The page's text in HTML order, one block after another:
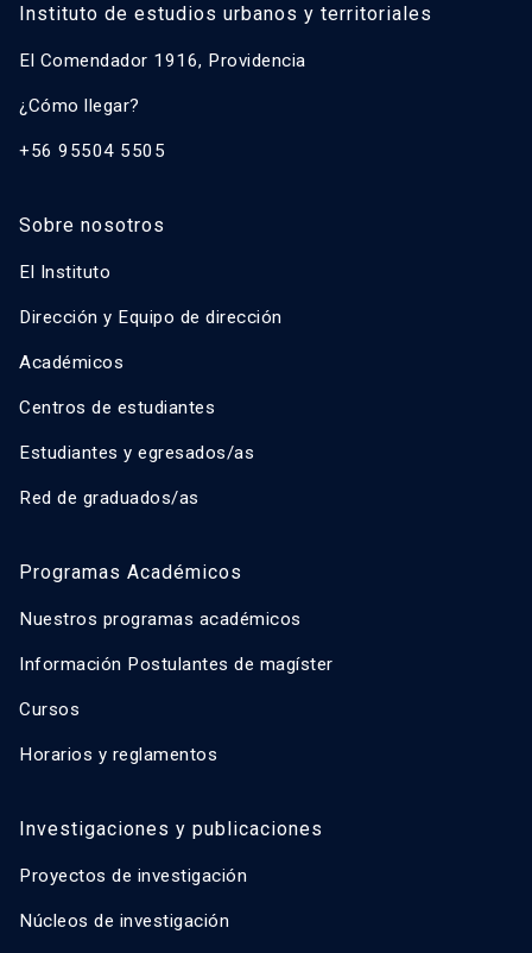
Instituto de estudios urbanos y territoriales
El Comendador 1916, Providencia
¿Cómo llegar?
+56 95504 5505
Sobre nosotros
El Instituto
Dirección y Equipo de dirección
Académicos
Centros de estudiantes
Estudiantes y egresados/as
Red de graduados/as
Programas Académicos
Nuestros programas académicos
Información Postulantes de magíster
Cursos
Horarios y reglamentos
Investigaciones y publicaciones
Proyectos de investigación
Núcleos de investigación